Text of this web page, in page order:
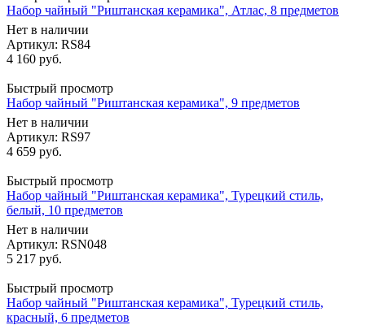
Набор чайный "Риштанская керамика", Атлас, 8 предметов
Нет в наличии
Артикул: RS84
4 160 руб.
Быстрый просмотр
Набор чайный "Риштанская керамика", 9 предметов
Нет в наличии
Артикул: RS97
4 659 руб.
Быстрый просмотр
Набор чайный "Риштанская керамика", Турецкий стиль,
белый, 10 предметов
Нет в наличии
Артикул: RSN048
5 217 руб.
Быстрый просмотр
Набор чайный "Риштанская керамика", Турецкий стиль,
красный, 6 предметов